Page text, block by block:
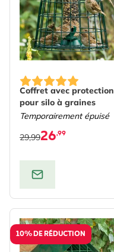
Coffret avec protection
pour silo à graines
Temporairement épuisé
26,99
29,99
10% DE RÉDUCTION